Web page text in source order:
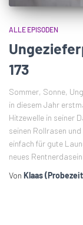
ALLE EPISODEN
173
Sommer, Sonne,
in diesem Jahr
Hitzewelle in seiner
seinen Rollrasen
einfach für gute
neues Rentnerdasein
Von Klaas